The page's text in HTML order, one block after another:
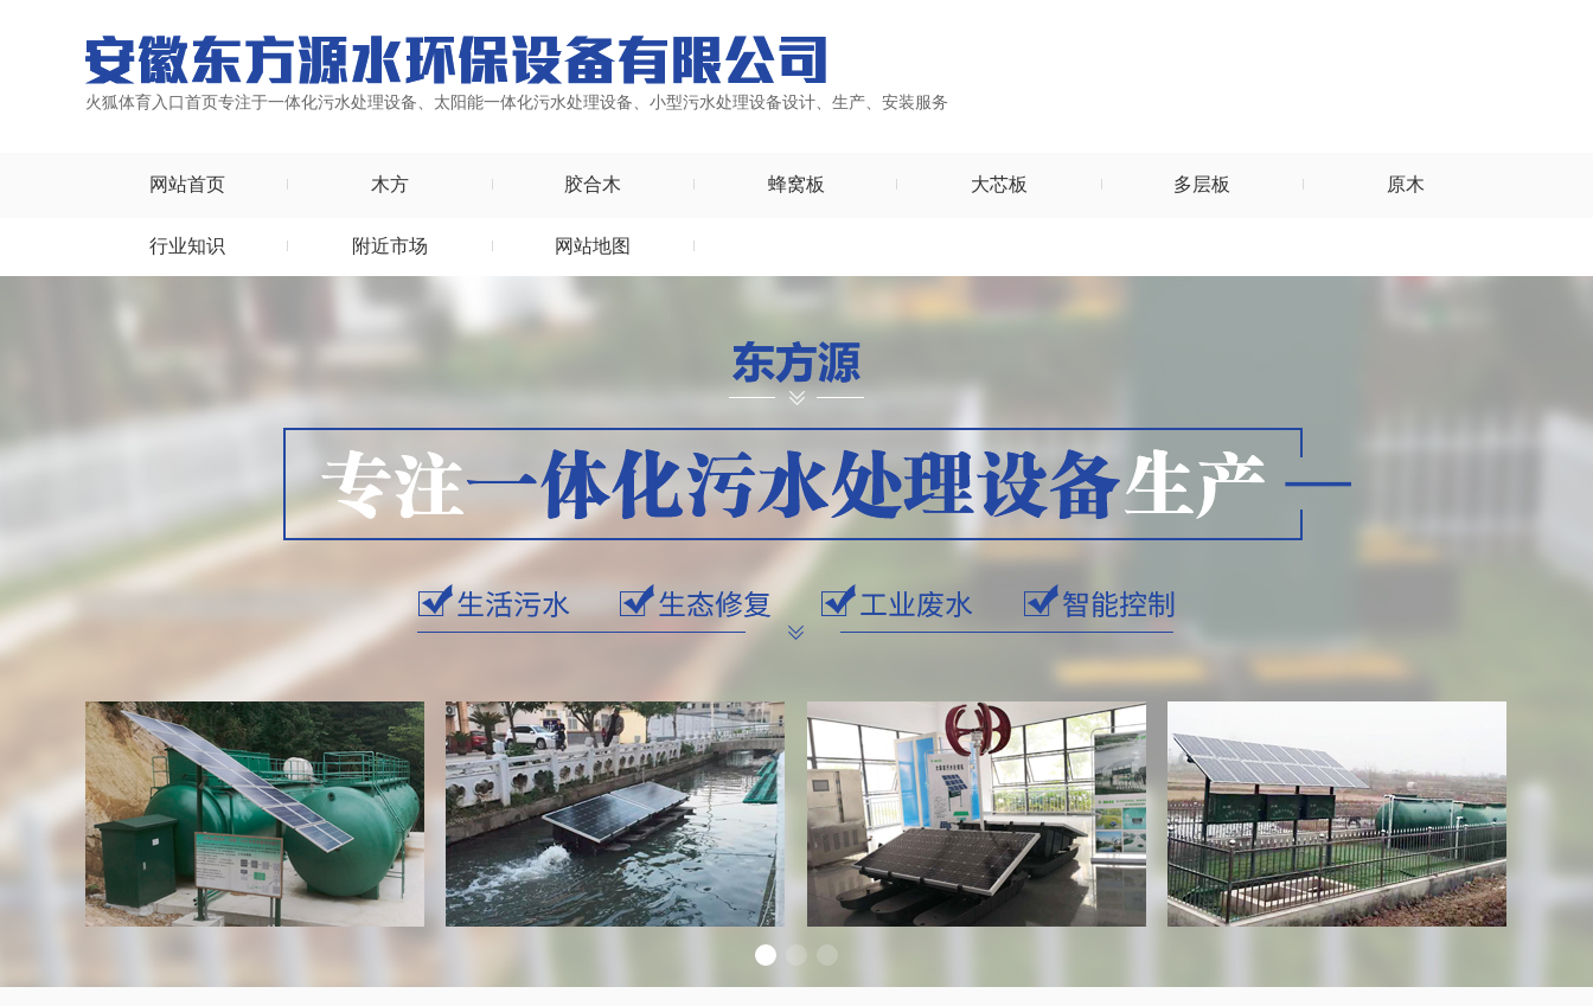
火狐体育入口首页专注于一体化污水处理设备、太阳能一体化污水处理设备、小型污水处理设备设计、生产、安装服务
网站首页 木方 胶合木 蜂窝板 大芯板 多层板 原木
行业知识 附近市场 网站地图